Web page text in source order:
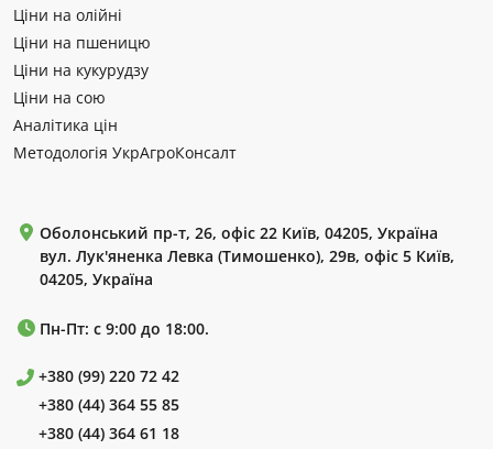
Ціни на олійні
Ціни на пшеницю
Ціни на кукурудзу
Ціни на сою
Аналітика цін
Методологія УкрАгроКонсалт
Оболонський пр-т, 26, офіс 22 Київ, 04205, Україна
вул. Лук'яненка Левка (Тимошенко), 29в, офіс 5 Київ,
04205, Україна
Пн-Пт: с 9:00 до 18:00.
+380 (99) 220 72 42
+380 (44) 364 55 85
+380 (44) 364 61 18